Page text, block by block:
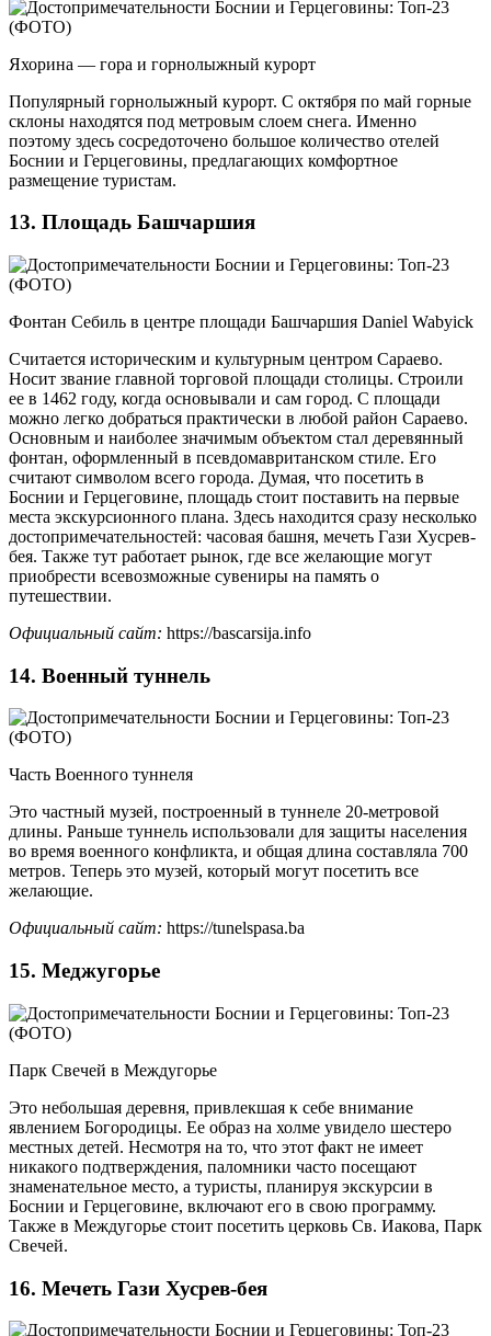
Яхорина — гора и горнолыжный курорт
Популярный горнолыжный курорт. С октября по май горные
склоны находятся под метровым слоем снега. Именно
поэтому здесь сосредоточено большое количество отелей
Боснии и Герцеговины, предлагающих комфортное
размещение туристам.
13. Площадь Башчаршия
Фонтан Себиль в центре площади Башчаршия Daniel Wabyick
Считается историческим и культурным центром Сараево.
Носит звание главной торговой площади столицы. Строили
ее в 1462 году, когда основывали и сам город. С площади
можно легко добраться практически в любой район Сараево.
Основным и наиболее значимым объектом стал деревянный
фонтан, оформленный в псевдомавританском стиле. Его
считают символом всего города. Думая, что посетить в
Боснии и Герцеговине, площадь стоит поставить на первые
места экскурсионного плана. Здесь находится сразу несколько
достопримечательностей: часовая башня, мечеть Гази Хусрев-
бея. Также тут работает рынок, где все желающие могут
приобрести всевозможные сувениры на память о
путешествии.
Официальный сайт: https://bascarsija.info
14. Военный туннель
Часть Военного туннеля
Это частный музей, построенный в туннеле 20-метровой
длины. Раньше туннель использовали для защиты населения
во время военного конфликта, и общая длина составляла 700
метров. Теперь это музей, который могут посетить все
желающие.
Официальный сайт: https://tunelspasa.ba
15. Меджугорье
Парк Свечей в Междугорье
Это небольшая деревня, привлекшая к себе внимание
явлением Богородицы. Ее образ на холме увидело шестеро
местных детей. Несмотря на то, что этот факт не имеет
никакого подтверждения, паломники часто посещают
знаменательное место, а туристы, планируя экскурсии в
Боснии и Герцеговине, включают его в свою программу.
Также в Междугорье стоит посетить церковь Св. Иакова, Парк
Свечей.
16. Мечеть Гази Хусрев-бея